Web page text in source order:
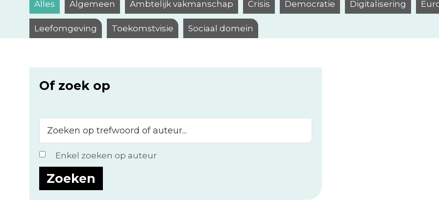
Alles Algemeen Ambtelijk vakmanschap Crisis Democratie Digitalisering
Leefomgeving Toekomstvisie Sociaal domein
Of zoek op
op
trefwoord
of
auteur...
Enkel zoeken op auteur